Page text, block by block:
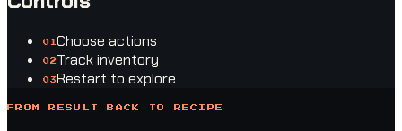
01Choose actions
02Track inventory
03Restart to explore
FROM RESULT BACK TO RECIPE